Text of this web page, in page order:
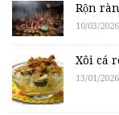
Rộn
10/03/2026
Xôi cá
13/01/2026